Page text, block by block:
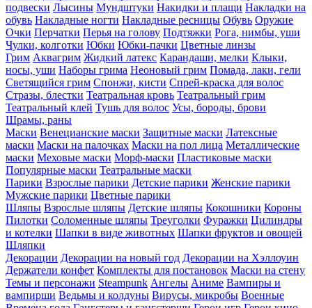
подвески Лысины Мундштуки Накидки и плащи Накладки на
обувь Накладные ногти Накладные ресницы Обувь Оружие
Очки Перчатки Перья на голову Подтяжки Рога, нимбы, уши
Чулки, колготки Юбки Юбки-пачки Цветные линзы
Грим Аквагрим Жидкий латекс Карандаши, мелки Клыки,
носы, уши Наборы грима Неоновый грим Помада, лаки, гели
Светящийся грим Спонжи, кисти Спрей-краска для волос
Стразы, блестки Театральная кровь Театральный грим
Театральный клей Тушь для волос Усы, бороды, брови
Шрамы, раны
Маски Венецианские маски Защитные маски Латексные
маски Маски на палочках Маски на пол лица Металлические
маски Меховые маски Морф-маски Пластиковые маски
Популярные маски Театральные маски
Парики Взрослые парики Детские парики Женские парики
Мужские парики Цветные парики
Шляпы Взрослые шляпы Детские шляпы Кокошники Короны
Пилотки Соломенные шляпы Треуголки Фуражки Цилиндры
и котелки Шапки в виде животных Шапки фруктов и овощей
Шляпки
Декорации Декорации на новый год Декорации на Хэллоуин
Держатели конфет Комплекты для постановок Маски на стену
Темы и персонажи Steampunk Ангелы Аниме Вампиры и
вампирши Ведьмы и колдуны Вирусы, микробы Военные